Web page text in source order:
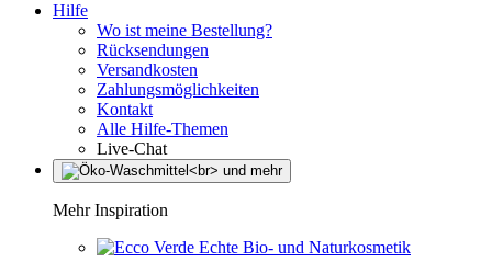
Hilfe
Wo ist meine Bestellung?
Rücksendungen
Versandkosten
Zahlungsmöglichkeiten
Kontakt
Alle Hilfe-Themen
Live-Chat
Mehr Inspiration
Echte Bio- und Naturkosmetik